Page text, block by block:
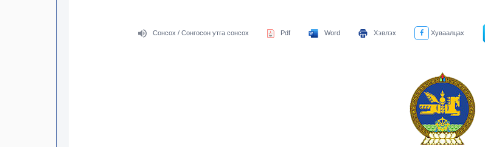
Сонсох / Сонгосон утга сонсох Pdf Word Хэвлэх Хуваалцах